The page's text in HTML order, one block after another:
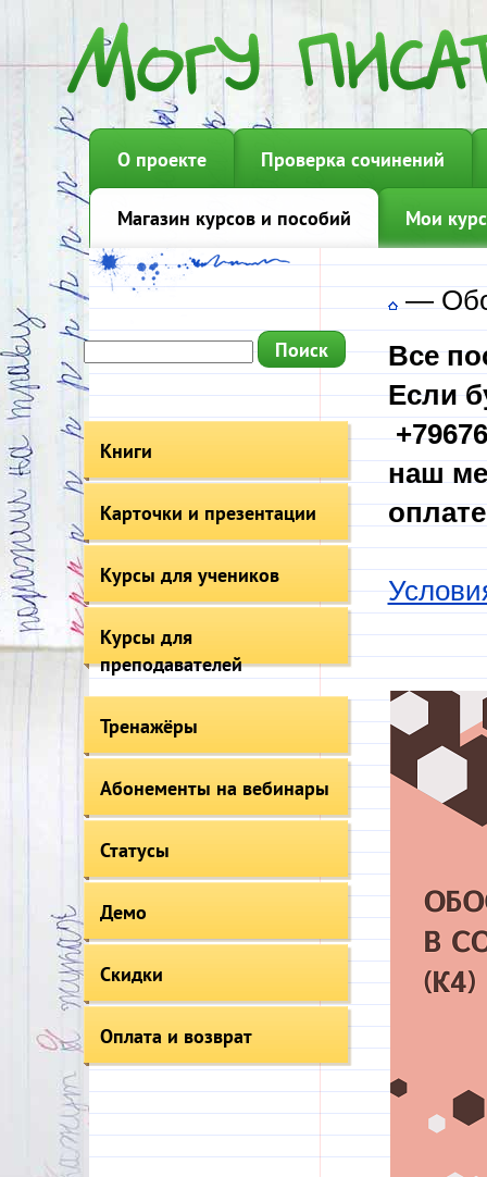
О проекте Проверка сочинений
Магазин курсов и пособий Мои
Книги
Карточки и презентации
Курсы для учеников
Курсы для
преподавателей
Тренажёры
Абонементы на вебинары
Статусы
Демо
Скидки
Оплата и возврат
—
Все
Если
наш